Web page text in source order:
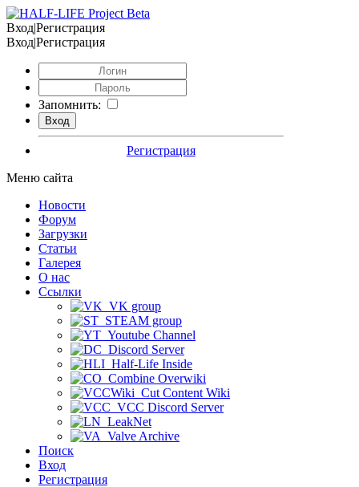
Вход|Регистрация
Вход|Регистрация
Запомнить:
Регистрация
Меню сайта
Новости
Форум
Загрузки
Статьи
Галерея
О нас
Ссылки
VK group
STEAM group
Youtube Channel
Discord Server
Half-Life Inside
Combine Overwiki
Cut Content Wiki
VCC Discord Server
LeakNet
Valve Archive
Поиск
Вход
Регистрация